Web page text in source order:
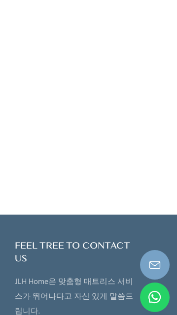
FEEL TREE TO CONTACT
US
JLH Home은 맞춤형 매트리스 서비
스가 뛰어나다고 자신 있게 말씀드
립니다.